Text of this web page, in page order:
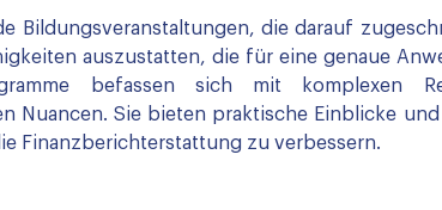
Bildungsveranstaltungen, die darauf
auszustatten, die für eine genaue
befassen sich mit komplexen
Sie bieten praktische Einblicke und
Finanzberichterstattung zu verbessern.